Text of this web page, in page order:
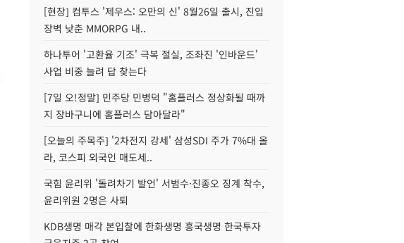
[현장] 컴투스 '제우스: 오만의 신' 8월26일 출시, 진입
장벽 낮춘 MMORPG 내..
하나투어 '고환율 기조' 극복 절실, 조좌진 '인바운드'
사업 비중 늘려 답 찾는다
[7일 오!정말] 민주당 민병덕 "홈플러스 정상화될 때까
지 장바구니에 홈플러스 담아달라"
[오늘의 주목주] '2차전지 강세' 삼성SDI 주가 7%대 올
라, 코스피 외국인 매도세..
국힘 윤리위 '돌려차기 발언' 서범수·진종오 징계 착수,
윤리위원 2명은 사퇴
KDB생명 매각 본입찰에 한화생명 흥국생명 한국투자